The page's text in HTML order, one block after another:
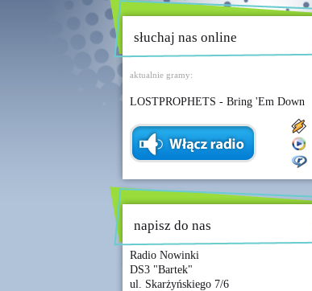
słuchaj nas online
aktualnie gramy:
LOSTPROPHETS - Bring 'Em Down
napisz do nas
Radio Nowinki
DS3 "Bartek"
ul. Skarżyńskiego 7/6